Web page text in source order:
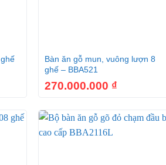
Bàn ăn gỗ mun, vuông lượn 8
ghế – BBA521
270.000.000 ₫